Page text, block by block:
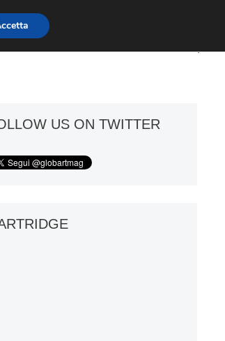
FIERE GALLERIE
US ON TWITTER